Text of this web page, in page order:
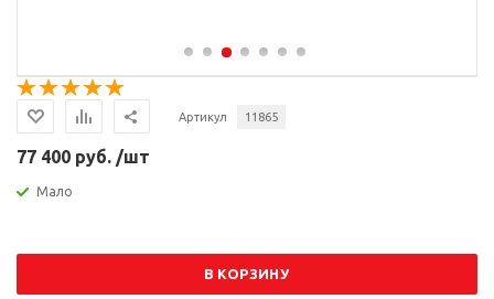
Артикул 11865
77 400 руб. /шт
Мало
В КОРЗИНУ